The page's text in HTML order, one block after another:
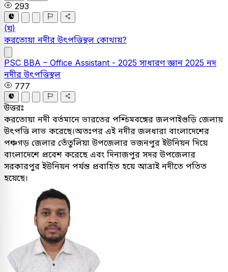
293
(ঘ)
করতোয়া নদীর উৎপত্তিস্থল কোথায়?
PSC BBA – Office Assistant - 2025 সাধারণ জ্ঞান 2025 নদ
নদীর উৎপত্তিস্থল
777
উত্তরঃ
করতোয়া নদী বর্তমানে ভারতের পশ্চিমবঙ্গের জলপাইগুড়ি জেলায়
উৎপত্তি লাভ করেছে।অতঃপর এই নদীর জলধারা বাংলাদেশের
পঞ্চগড় জেলার তেঁতুলিয়া উপজেলার ভজনপুর ইউনিয়ন দিয়ে
বাংলাদেশে প্রবেশ করেছে এবং দিনাজপুর সদর উপজেলার
সরকারপুর ইউনিয়ন পর্যন্ত প্রবাহিত হয়ে আত্রাই নদীতে পতিত
হয়েছে।